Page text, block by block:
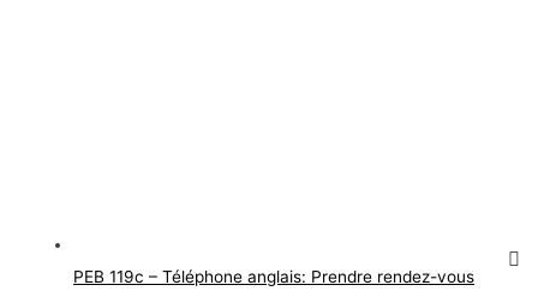
PEB 119c – Téléphone anglais: Prendre rendez-vous